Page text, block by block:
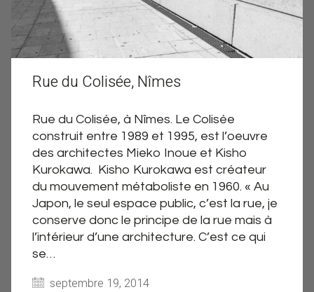
Rue du Colisée, Nîmes
Rue du Colisée, à Nîmes. Le Colisée
construit entre 1989 et 1995, est l’oeuvre
des architectes Mieko Inoue et Kisho
Kurokawa. Kisho Kurokawa est créateur
du mouvement métaboliste en 1960. « Au
Japon, le seul espace public, c’est la rue, je
conserve donc le principe de la rue mais à
l’intérieur d’une architecture. C’est ce qui
se…
septembre 19, 2014